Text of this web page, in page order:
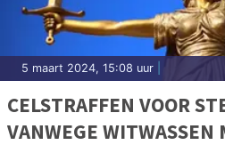
5 maart 2024, 15:08 uur
CELSTRAFFEN VOOR
VANWEGE WITWASSEN